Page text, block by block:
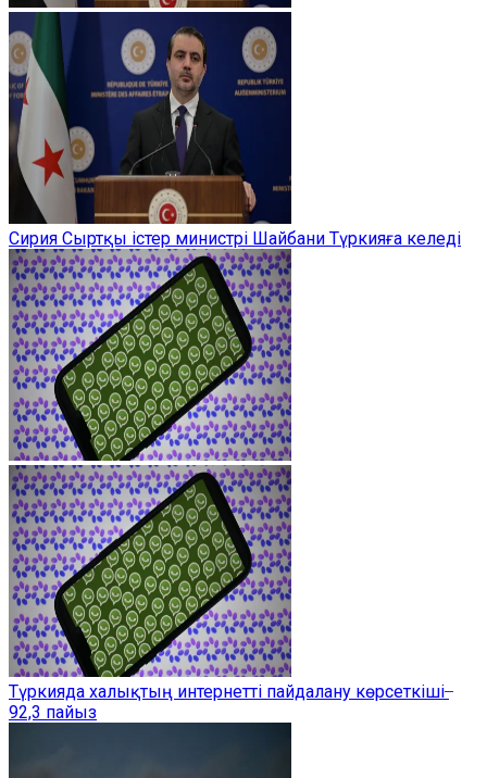
Сирия Сыртқы істер министрі Шайбани Түркияға келеді
Түркияда халықтың интернетті пайдалану көрсеткіші ̶
92,3 пайыз